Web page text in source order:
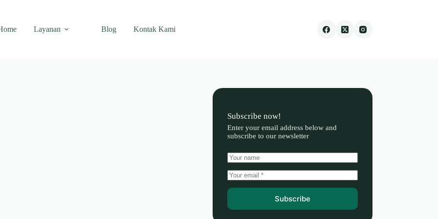
Layanan Blog Kontak Kami
Subscribe now!
Enter your email address below and
subscribe to our newsletter
Subscribe